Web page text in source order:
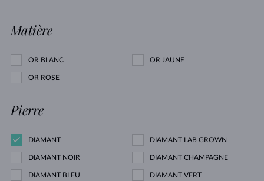
Matière
OR BLANC OR JAUNE
OR ROSE
Pierre
DIAMANT DIAMANT LAB GROWN
DIAMANT NOIR DIAMANT CHAMPAGNE
DIAMANT BLEU DIAMANT VERT